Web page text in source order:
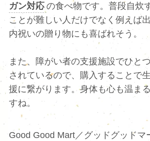
ガン対応 の食べ物です。普段自炊
ことが難しい人だけでなく例えば
内祝いの贈り物にも喜ばれそう。
また、障がい者の支援施設でひと
されているので、購入することで
援に繋がります。身体も心も温ま
すね。
Good Good Mart／グッドグッドマ